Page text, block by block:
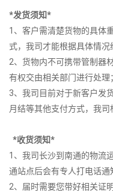
*发货须知*
1、客户需清楚货物的具体
式，我司才能根据具体情况
2、货物内不可携带管制器
有权交由相关部门进行处理；
3、我司目前对于新客户发
月结等其他支付方式，我司
*收货须知*
1、我司长沙到南通的物流
通站点后会有专人打电话通
2、届时需要您带好相关证